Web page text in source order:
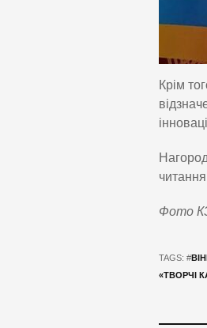
Крім
Фото
TAGS: #
«ТВОРЧІ